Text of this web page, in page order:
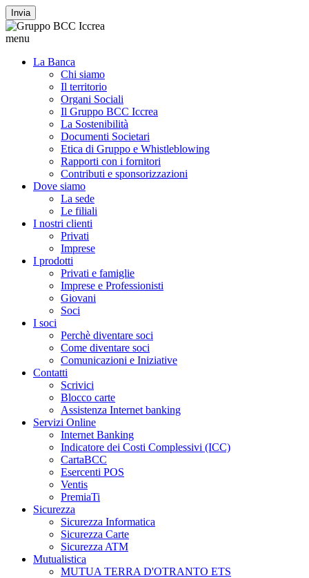
Invia
menu
La Banca
Chi siamo
Il territorio
Organi Sociali
Il Gruppo BCC Iccrea
La Sostenibilità
Documenti Societari
Etica di Gruppo e Whistleblowing
Rapporti con i fornitori
Contributi e sponsorizzazioni
Dove siamo
La sede
Le filiali
I nostri clienti
Privati
Imprese
I prodotti
Privati e famiglie
Imprese e Professionisti
Giovani
Soci
I soci
Perchè diventare soci
Come diventare soci
Comunicazioni e Iniziative
Contatti
Scrivici
Blocco carte
Assistenza Internet banking
Servizi Online
Internet Banking
Indicatore dei Costi Complessivi (ICC)
CartaBCC
Esercenti POS
Ventis
PremiaTi
Sicurezza
Sicurezza Informatica
Sicurezza Carte
Sicurezza ATM
Mutualistica
MUTUA TERRA D'OTRANTO ETS